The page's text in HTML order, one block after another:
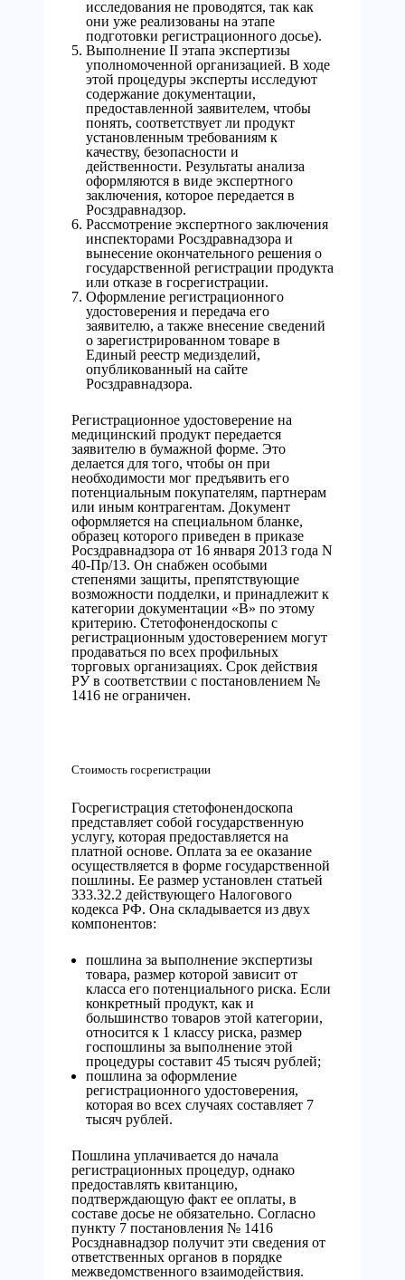
исследования не проводятся, так как
они уже реализованы на этапе
подготовки регистрационного досье).
Выполнение II этапа экспертизы
уполномоченной организацией. В ходе
этой процедуры эксперты исследуют
содержание документации,
предоставленной заявителем, чтобы
понять, соответствует ли продукт
установленным требованиям к
качеству, безопасности и
действенности. Результаты анализа
оформляются в виде экспертного
заключения, которое передается в
Росздравнадзор.
Рассмотрение экспертного заключения
инспекторами Росздравнадзора и
вынесение окончательного решения о
государственной регистрации продукта
или отказе в госрегистрации.
Оформление регистрационного
удостоверения и передача его
заявителю, а также внесение сведений
о зарегистрированном товаре в
Единый реестр медизделий,
опубликованный на сайте
Росздравнадзора.
Регистрационное удостоверение на
медицинский продукт передается
заявителю в бумажной форме. Это
делается для того, чтобы он при
необходимости мог предъявить его
потенциальным покупателям, партнерам
или иным контрагентам. Документ
оформляется на специальном бланке,
образец которого приведен в приказе
Росздравнадзора от 16 января 2013 года N
40-Пр/13. Он снабжен особыми
степенями защиты, препятствующие
возможности подделки, и принадлежит к
категории документации «В» по этому
критерию. Стетофонендоскопы с
регистрационным удостоверением могут
продаваться по всех профильных
торговых организациях. Срок действия
РУ в соответствии с постановлением №
1416 не ограничен.
Стоимость госрегистрации
Госрегистрация стетофонендоскопа
представляет собой государственную
услугу, которая предоставляется на
платной основе. Оплата за ее оказание
осуществляется в форме государственной
пошлины. Ее размер установлен статьей
333.32.2 действующего Налогового
кодекса РФ. Она складывается из двух
компонентов:
пошлина за выполнение экспертизы
товара, размер которой зависит от
класса его потенциального риска. Если
конкретный продукт, как и
большинство товаров этой категории,
относится к 1 классу риска, размер
госпошлины за выполнение этой
процедуры составит 45 тысяч рублей;
пошлина за оформление
регистрационного удостоверения,
которая во всех случаях составляет 7
тысяч рублей.
Пошлина уплачивается до начала
регистрационных процедур, однако
предоставлять квитанцию,
подтверждающую факт ее оплаты, в
составе досье не обязательно. Согласно
пункту 7 постановления № 1416
Росзднавнадзор получит эти сведения от
ответственных органов в порядке
межведомственного взаимодействия.